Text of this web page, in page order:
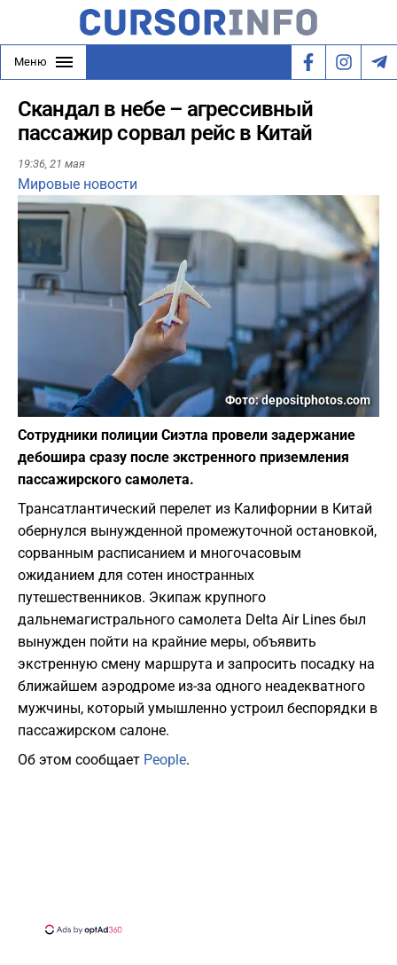
Меню
Скандал в небе – агрессивный
пассажир сорвал рейс в Китай
19:36, 21 мая
Мировые новости
Фото: depositphotos.com
Сотрудники полиции Сиэтла провели задержание
дебошира сразу после экстренного приземления
пассажирского самолета.
Трансатлантический перелет из Калифорнии в Китай
обернулся вынужденной промежуточной остановкой,
сорванным расписанием и многочасовым
ожиданием для сотен иностранных
путешественников. Экипаж крупного
дальнемагистрального самолета Delta Air Lines был
вынужден пойти на крайние меры, объявить
экстренную смену маршрута и запросить посадку на
ближайшем аэродроме из-за одного неадекватного
мужчины, который умышленно устроил беспорядки в
пассажирском салоне.
Об этом сообщает People.